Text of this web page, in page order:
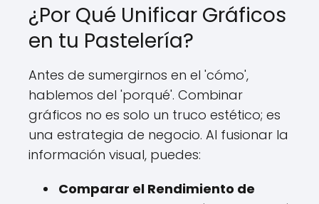
¿Por Qué Unificar Gráficos
en tu Pastelería?
Antes de sumergirnos en el 'cómo',
hablemos del 'porqué'. Combinar
gráficos no es solo un truco estético; es
una estrategia de negocio. Al fusionar la
información visual, puedes:
Comparar el Rendimiento de